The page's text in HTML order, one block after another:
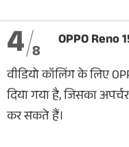
4 8
OPPO Reno
वीडियो कॉलिंग के लिए
दिया गया है, जिसका
कर सकते हैं।